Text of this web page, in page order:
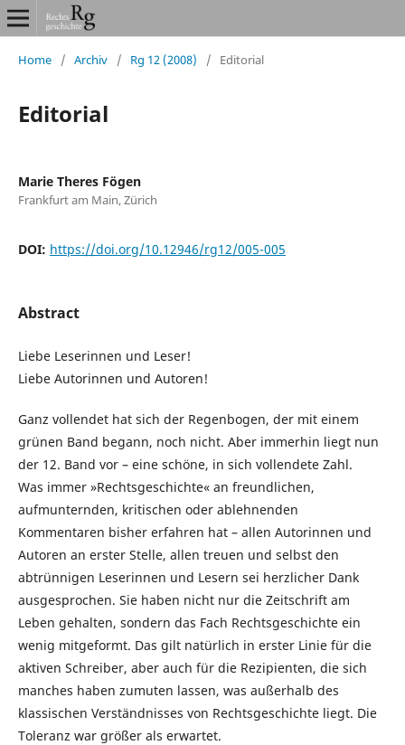
Home / Archiv / Rg 12 (2008) / Editorial
Editorial
Marie Theres Fögen
Frankfurt am Main, Zürich
DOI: https://doi.org/10.12946/rg12/005-005
Abstract
Liebe Leserinnen und Leser!
Liebe Autorinnen und Autoren!
Ganz vollendet hat sich der Regenbogen, der mit einem
grünen Band begann, noch nicht. Aber immerhin liegt nun
der 12. Band vor – eine schöne, in sich vollendete Zahl.
Was immer »Rechtsgeschichte« an freundlichen,
aufmunternden, kritischen oder ablehnenden
Kommentaren bisher erfahren hat – allen Autorinnen und
Autoren an erster Stelle, allen treuen und selbst den
abtrünnigen Leserinnen und Lesern sei herzlicher Dank
ausgesprochen. Sie haben nicht nur die Zeitschrift am
Leben gehalten, sondern das Fach Rechtsgeschichte ein
wenig mitgeformt. Das gilt natürlich in erster Linie für die
aktiven Schreiber, aber auch für die Rezipienten, die sich
manches haben zumuten lassen, was außerhalb des
klassischen Verständnisses von Rechtsgeschichte liegt. Die
Toleranz war größer als erwartet.